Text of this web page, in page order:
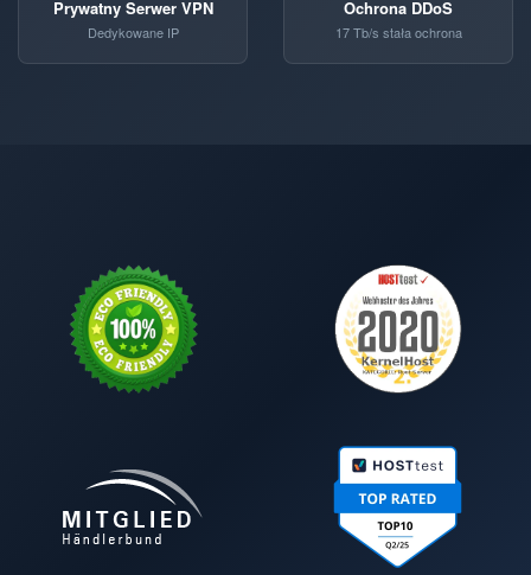
Prywatny Serwer VPN
Dedykowane IP
Ochrona DDoS
17 Tb/s stała ochrona